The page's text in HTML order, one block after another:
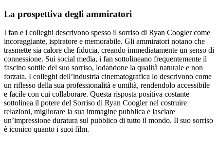
La prospettiva degli ammiratori
I fan e i colleghi descrivono spesso il sorriso di Ryan Coogler come
incoraggiante, ispiratore e memorabile. Gli ammiratori notano che
trasmette sia calore che fiducia, creando immediatamente un senso di
connessione. Sui social media, i fan sottolineano frequentemente il
fascino sottile del suo sorriso, lodandone la qualità naturale e non
forzata. I colleghi dell’industria cinematografica lo descrivono come
un riflesso della sua professionalità e umiltà, rendendolo accessibile
e facile con cui collaborare. Questa risposta positiva costante
sottolinea il potere del Sorriso di Ryan Coogler nel costruire
relazioni, migliorare la sua immagine pubblica e lasciare
un’impressione duratura sul pubblico di tutto il mondo. Il suo sorriso
è iconico quanto i suoi film.